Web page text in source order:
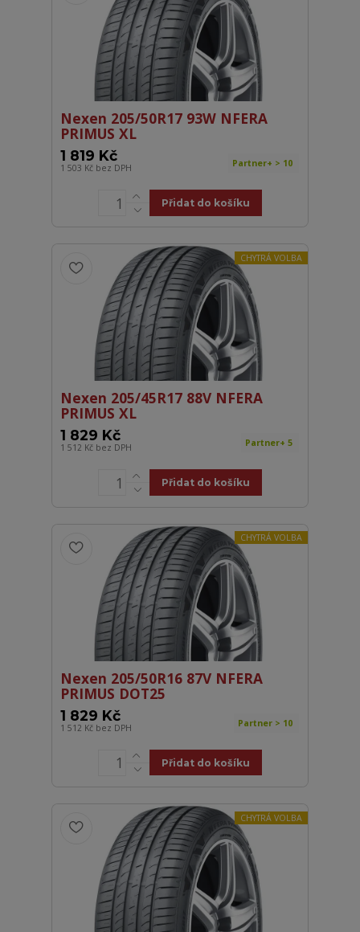
Nexen 205/50R17 93W NFERA
PRIMUS XL
1 819 Kč
1 503 Kč bez DPH Partner+ > 10
Přidat do košíku
CHYTRÁ VOLBA
Nexen 205/45R17 88V NFERA
PRIMUS XL
1 829 Kč
1 512 Kč bez DPH Partner+ 5
Přidat do košíku
CHYTRÁ VOLBA
Nexen 205/50R16 87V NFERA
PRIMUS DOT25
1 829 Kč
1 512 Kč bez DPH Partner > 10
Přidat do košíku
CHYTRÁ VOLBA